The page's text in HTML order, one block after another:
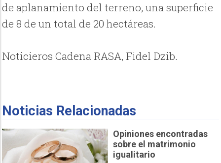
de aplanamiento del terreno, una superficie
de 8 de un total de 20 hectáreas.
Noticieros Cadena RASA, Fidel Dzib.
Noticias Relacionadas
Opiniones encontradas
sobre el matrimonio
igualitario